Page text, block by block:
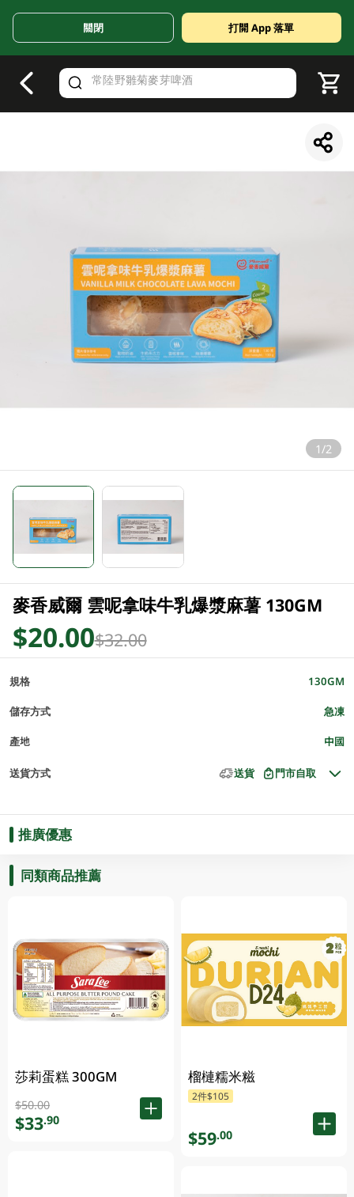
Valid Until 30 June 2026
關閉 打開 App 落單
1/2
麥香威爾 雲呢拿味牛乳爆漿麻薯 130GM
$20.00$32.00
規格 130GM
儲存方式 急凍
產地 中國
送貨方式 送貨 門市自取
推廣優惠
同類商品推薦
莎莉蛋糕 300GM
$50.00
$33.90
榴槤糯米糍
2件$105
$59.00